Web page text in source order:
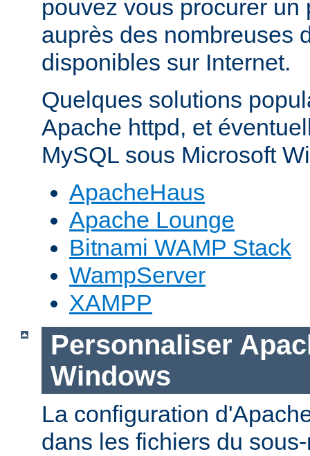
pouvez vous procurer un
auprès des nombreuses
disponibles sur Internet.
Quelques solutions
Apache httpd, et
MySQL sous Microsoft
ApacheHaus
Apache Lounge
Bitnami WAMP Stack
WampServer
XAMPP
Personnaliser
Windows
La configuration
dans les fichiers du